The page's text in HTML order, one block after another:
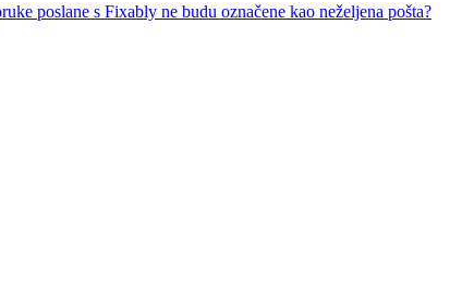
poslane s Fixably ne budu označene kao neželjena pošta?